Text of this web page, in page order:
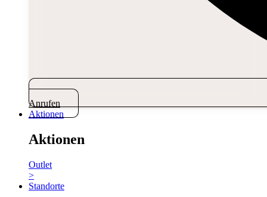
Anrufen
Aktionen
Aktionen
Outlet
>
Standorte